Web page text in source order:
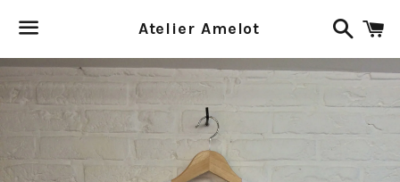
Menu
Atelier Amelot